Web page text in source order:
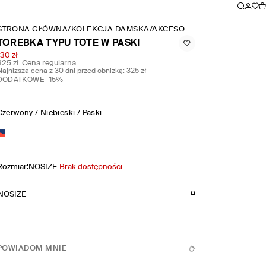
GŁÓWNA/ KOLEKCJA DAMSKA/AKCESORIA I DODATKI
TOREBKA TYPU TOTE W PASKI
zł
zł Cena regularna
cena z 30 dni przed obniżką: 325 zł
-15%
/ Niebieski / Paski
:NOSIZE Brak dostępności
MNIE